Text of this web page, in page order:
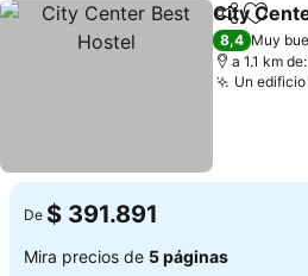
Compartir
City
8,4 Muy
a 1.1 km
Un
De $ 391.891
Mira precios de 5 páginas